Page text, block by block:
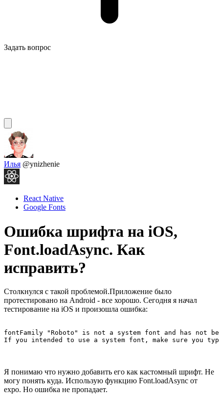
Задать вопрос
Илья @ynizhenie
React Native
Google Fonts
Ошибка шрифта на iOS,
Font.loadAsync. Как
исправить?
Столкнулся с такой проблемой.Приложение было
протестировано на Android - все хорошо. Сегодня я начал
тестирование на iOS и произошла ошибка:
fontFamily "Roboto" is not a system font and has not
If you intended to use a system font, make sure you
Я понимаю что нужно добавить его как кастомный шрифт. Не
могу понять куда. Использую функцию Font.loadAsync от
expo. Но ошибка не пропадает.